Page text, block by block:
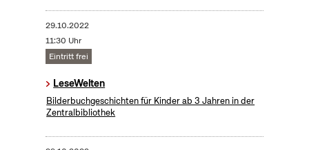
29.10.2022
11:30 Uhr
Eintritt frei
LeseWelten
Bilderbuchgeschichten für Kinder ab 3 Jahren in der
Zentralbibliothek